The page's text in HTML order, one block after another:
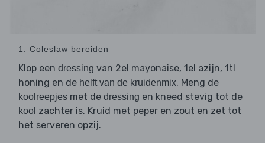
1. Coleslaw bereiden
Klop een dressing van 2el mayonaise, 1el azijn, 1tl
honing en de helft van de kruidenmix. Meng de
koolreepjes met de dressing en kneed stevig tot de
kool zachter is. Kruid met peper en zout en zet tot
het serveren opzij.